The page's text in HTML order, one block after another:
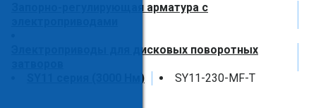
Запорно-регулирующая арматура с
Электроприводы для дисковых поворотных
SY11 серия (3000 Нм)
SY11-230-MF-T